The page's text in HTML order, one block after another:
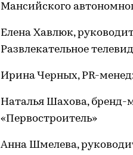
Мансийского
Елена Хавлюк,
Развлекательное
Ирина Черных, PR-
Наталья Шахова,
«Первостроитель»
Анна Шмелева,